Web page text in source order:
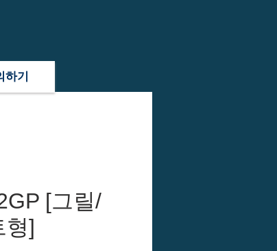
하기
[그릴/
형]